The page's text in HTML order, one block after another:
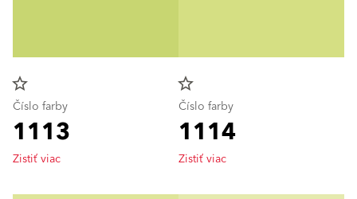
star_border
Číslo farby
1113
Zistiť viac
star_border
Číslo farby
1114
Zistiť viac